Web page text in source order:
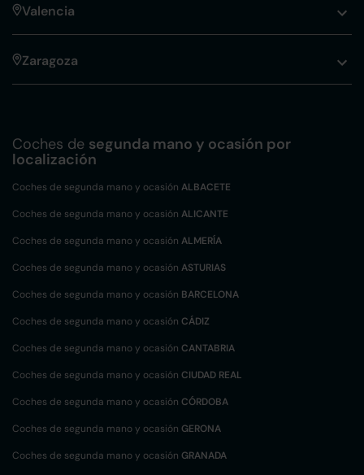
Valencia
Zaragoza
Coches de segunda mano y ocasión por
localización
Coches de segunda mano y ocasión ALBACETE
Coches de segunda mano y ocasión ALICANTE
Coches de segunda mano y ocasión ALMERÍA
Coches de segunda mano y ocasión ASTURIAS
Coches de segunda mano y ocasión BARCELONA
Coches de segunda mano y ocasión CÁDIZ
Coches de segunda mano y ocasión CANTABRIA
Coches de segunda mano y ocasión CIUDAD REAL
Coches de segunda mano y ocasión CÓRDOBA
Coches de segunda mano y ocasión GERONA
Coches de segunda mano y ocasión GRANADA